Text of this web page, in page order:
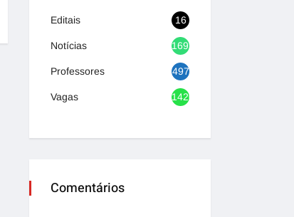
Editais 16
Notícias 1692
Professores 497
Vagas 1420
Comentários